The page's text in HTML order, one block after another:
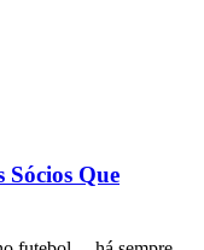
Sócios Que